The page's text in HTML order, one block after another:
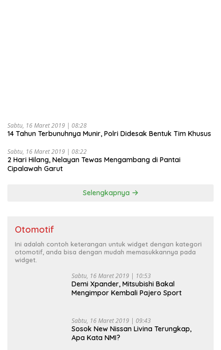
Sabtu, 16 Maret 2019 | 08:28
14 Tahun Terbunuhnya Munir, Polri Didesak Bentuk Tim Khusus
Sabtu, 16 Maret 2019 | 08:22
2 Hari Hilang, Nelayan Tewas Mengambang di Pantai
Cipalawah Garut
Selengkapnya
Otomotif
Ini adalah contoh keterangan untuk widget dengan kategori
otomotif, anda bisa dengan mudah memasukkannya pada
widget.
Sabtu, 16 Maret 2019 | 10:53
Demi Xpander, Mitsubishi Bakal
Mengimpor Kembali Pajero Sport
Sabtu, 16 Maret 2019 | 09:43
Sosok New Nissan Livina Terungkap,
Apa Kata NMI?